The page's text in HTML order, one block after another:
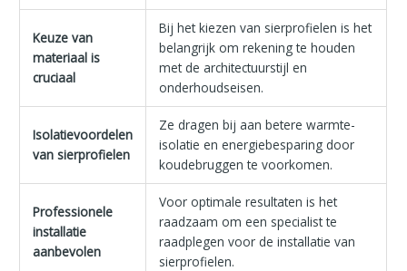
Keuze van
materiaal is
cruciaal
Bij het kiezen van sierprofielen is het
belangrijk om rekening te houden
met de architectuurstijl en
onderhoudseisen.
Isolatievoordelen
van sierprofielen
Ze dragen bij aan betere warmte-
isolatie en energiebesparing door
koudebruggen te voorkomen.
Professionele
installatie
aanbevolen
Voor optimale resultaten is het
raadzaam om een specialist te
raadplegen voor de installatie van
sierprofielen.